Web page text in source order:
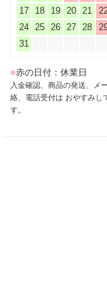
17
18 19 20 21
24
25 26 27 28
31
■赤の日付：休業日
入金確認、商品の発送、メ
絡、電話受付は おやすみし
す。